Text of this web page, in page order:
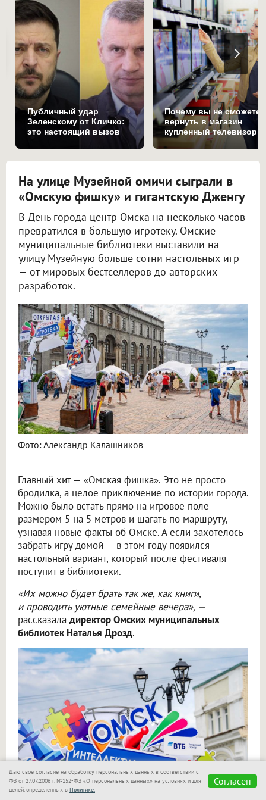
Публичный удар
Зеленскому от Кличко:
это настоящий вызов
Почему вы не сможете
вернуть в магазин
купленный телевизор
На улице Музейной омичи сыграли в
«Омскую фишку» и гигантскую Дженгу
В День города центр Омска на несколько часов
превратился в большую игротеку. Омские
муниципальные библиотеки выставили на
улицу Музейную больше сотни настольных игр
— от мировых бестселлеров до авторских
разработок.
Фото: Александр Калашников
Главный хит — «Омская фишка». Это не просто
бродилка, а целое приключение по истории города.
Можно было встать прямо на игровое поле
размером 5 на 5 метров и шагать по маршруту,
узнавая новые факты об Омске. А если захотелось
забрать игру домой — в этом году появился
настольный вариант, который после фестиваля
поступит в библиотеки.
«Их можно будет брать так же, как книги,
и проводить уютные семейные вечера», —
рассказала директор Омских муниципальных
библиотек Наталья Дрозд.
Даю своё согласие на обработку персональных данных в соответствии с
ФЗ от 27.07.2006 г. №152-ФЗ «О персональных данных» на условиях и для
целей, определённых в Политике.
Согласен